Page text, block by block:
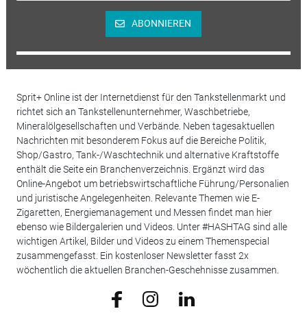
ABONNIEREN
Sprit+ Online ist der Internetdienst für den Tankstellenmarkt und
richtet sich an Tankstellenunternehmer, Waschbetriebe,
Mineralölgesellschaften und Verbände. Neben tagesaktuellen
Nachrichten mit besonderem Fokus auf die Bereiche Politik,
Shop/Gastro, Tank-/Waschtechnik und alternative Kraftstoffe
enthält die Seite ein Branchenverzeichnis. Ergänzt wird das
Online-Angebot um betriebswirtschaftliche Führung/Personalien
und juristische Angelegenheiten. Relevante Themen wie E-
Zigaretten, Energiemanagement und Messen findet man hier
ebenso wie Bildergalerien und Videos. Unter #HASHTAG sind alle
wichtigen Artikel, Bilder und Videos zu einem Themenspecial
zusammengefasst. Ein kostenloser Newsletter fasst 2x
wöchentlich die aktuellen Branchen-Geschehnisse zusammen.